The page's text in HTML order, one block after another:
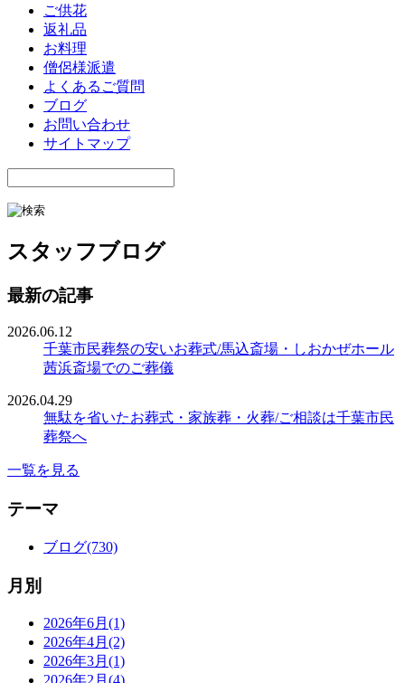
ご供花
返礼品
お料理
僧侶様派遣
よくあるご質問
ブログ
お問い合わせ
サイトマップ
スタッフブログ
最新の記事
2026.06.12
千葉市民葬祭の安いお葬式/馬込斎場・しおかぜホール
茜浜斎場でのご葬儀
2026.04.29
無駄を省いたお葬式・家族葬・火葬/ご相談は千葉市民
葬祭へ
一覧を見る
テーマ
ブログ(730)
月別
2026年6月(1)
2026年4月(2)
2026年3月(1)